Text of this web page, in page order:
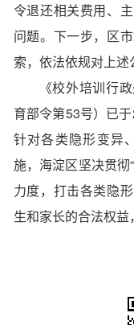
令退还相关费用、
问题。下一步，区
索，依法依规对上述
《校外培训行
育部令第53号）已
针对各类隐形变异
施，海淀区坚决贯彻
力度，打击各类隐
生和家长的合法权益